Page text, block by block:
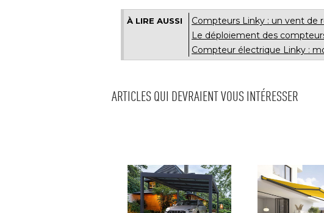
À LIRE AUSSI
Compteurs Linky : un vent de
Le déploiement des
Compteur électrique Linky :
ARTICLES QUI DEVRAIENT VOUS INTÉRESSER